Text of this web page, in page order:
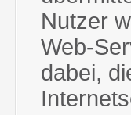
Nutzer
Web-
dabei,